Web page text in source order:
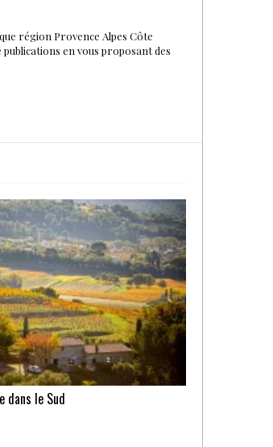
région Provence Alpes Côte
en vous proposant des
dans le Sud